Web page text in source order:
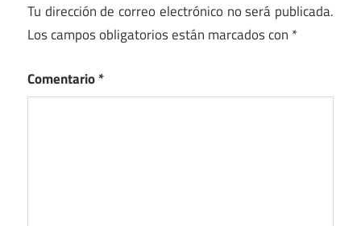
Tu dirección de correo electrónico no será publicada.
Los campos obligatorios están marcados con *
Comentario*